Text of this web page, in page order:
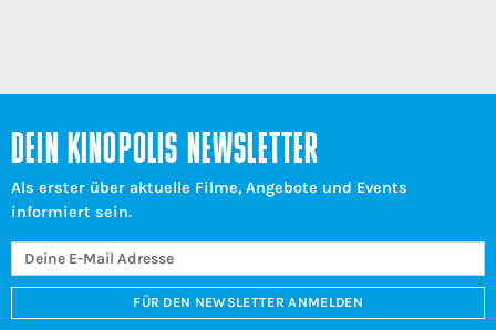
DEIN KINOPOLIS NEWSLETTER
Als erster über aktuelle Filme, Angebote und Events
informiert sein.
FÜR DEN NEWSLETTER ANMELDEN